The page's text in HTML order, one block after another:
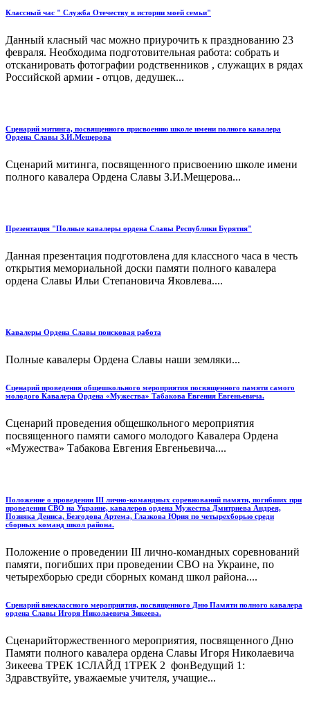
Классный час " Служба Отечеству в истории моей семьи"
Данный класный час можно приурочить к празднованию 23
февраля. Необходима подготовительная работа: собрать и
отсканировать фотографии родственников , служащих в рядах
Российской армии - отцов, дедушек...
Сценарий митинга, посвященного присвоению школе имени полного кавалера
Ордена Славы З.И.Мещерова
Сценарий митинга, посвященного присвоению школе имени
полного кавалера Ордена Славы З.И.Мещерова...
Презентация "Полные кавалеры ордена Славы Республики Бурятия"
Данная презентация подготовлена для классного часа в честь
открытия мемориальной доски памяти полного кавалера
ордена Славы Ильи Степановича Яковлева....
Кавалеры Ордена Славы поисковая работа
Полные кавалеры Ордена Славы наши земляки...
Сценарий проведения общешкольного мероприятия посвященного памяти самого
молодого Кавалера Ордена «Мужества» Табакова Евгения Евгеньевича.
Сценарий проведения общешкольного мероприятия
посвященного памяти самого молодого Кавалера Ордена
«Мужества» Табакова Евгения Евгеньевича....
Положение o проведении III лично-командных соревнований памяти, погибших при
проведении СВО на Украине, кавалеров ордена Мужества Дмитриева Андрея,
Позняка Дениса, Безгодова Артема, Глазкова Юрия по четырехборью среди
сборных команд школ района.
Положение o проведении III лично-командных соревнований
памяти, погибших при проведении СВО на Украине, по
четырехборью среди сборных команд школ района....
Сценарий внеклассного мероприятия, посвященного Дню Памяти полного кавалера
ордена Славы Игоря Николаевича Зикеева.
Сценарийторжественного мероприятия, посвященного Дню
Памяти полного кавалера ордена Славы Игоря Николаевича
Зикеева ТРЕК 1СЛАЙД 1ТРЕК 2 фонВедущий 1:
Здравствуйте, уважаемые учителя, учащие...